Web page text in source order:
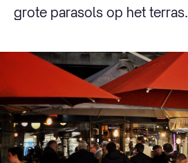
grote parasols op het terras.